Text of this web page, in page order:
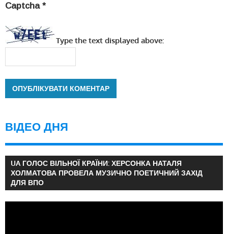
Captcha *
Type the text displayed above:
ВІДЕО ДНЯ
UA ГОЛОС ВІЛЬНОЇ КРАЇНИ: ХЕРСОНКА НАТАЛЯ
ХОЛМАТОВА ПРОВЕЛА МУЗИЧНО ПОЕТИЧНИЙ ЗАХІД
ДЛЯ ВПО